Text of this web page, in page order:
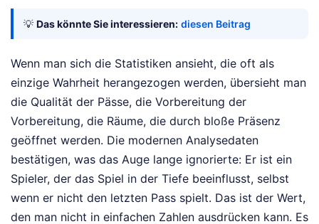
💡 Das könnte Sie interessieren: diesen Beitrag
Wenn man sich die Statistiken ansieht, die oft als
einzige Wahrheit herangezogen werden, übersieht man
die Qualität der Pässe, die Vorbereitung der
Vorbereitung, die Räume, die durch bloße Präsenz
geöffnet werden. Die modernen Analysedaten
bestätigen, was das Auge lange ignorierte: Er ist ein
Spieler, der das Spiel in der Tiefe beeinflusst, selbst
wenn er nicht den letzten Pass spielt. Das ist der Wert,
den man nicht in einfachen Zahlen ausdrücken kann. Es